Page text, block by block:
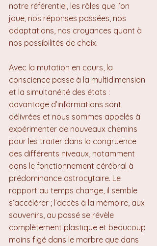
notre référentiel, les rôles que l’on
joue, nos réponses passées, nos
adaptations, nos croyances quant à
nos possibilités de choix.
Avec la mutation en cours, la
conscience passe à la multidimension
et la simultanéité des états :
davantage d’informations sont
délivrées et nous sommes appelés à
expérimenter de nouveaux chemins
pour les traiter dans la congruence
des différents niveaux, notamment
dans le fonctionnement cérébral à
prédominance astrocytaire. Le
rapport au temps change, il semble
s’accélérer ; l’accès à la mémoire, aux
souvenirs, au passé se révèle
complètement plastique et beaucoup
moins figé dans le marbre que dans